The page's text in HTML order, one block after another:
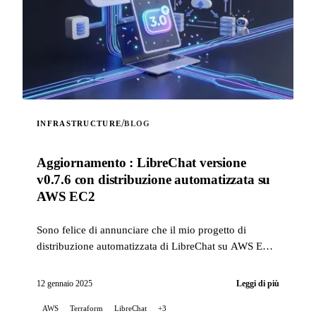
INFRASTRUCTURE/BLOG
Aggiornamento : LibreChat versione
v0.7.6 con distribuzione automatizzata su
AWS EC2
Sono felice di annunciare che il mio progetto di
distribuzione automatizzata di LibreChat su AWS EC2
recenti cambiamenti nel modo di installare LibreChat,
12 gennaio 2025 Leggi di più
AWS Terraform LibreChat +3